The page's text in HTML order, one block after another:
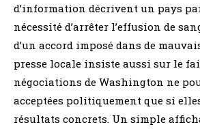
d’information décrivent un pays
nécessité d’arrêter l’effusion de
d’un accord imposé dans de
presse locale insiste aussi sur le
négociations de Washington ne
acceptées politiquement que si
résultats concrets. Un simple